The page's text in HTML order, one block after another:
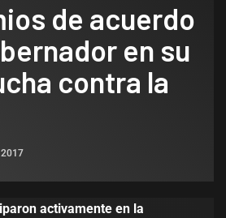
de acuerdo
en su
contra la
activamente en la